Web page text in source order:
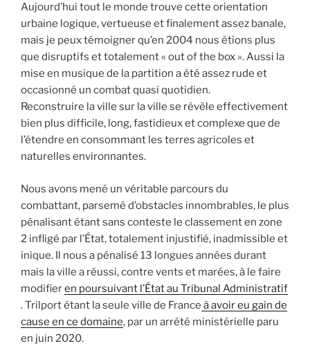
Aujourd’hui tout le monde trouve cette orientation
urbaine logique, vertueuse et finalement assez banale,
mais je peux témoigner qu’en 2004 nous étions plus
que disruptifs et totalement « out of the box ». Aussi la
mise en musique de la partition a été assez rude et
occasionné un combat quasi quotidien.
Reconstruire la ville sur la ville se révèle effectivement
bien plus difficile, long, fastidieux et complexe que de
l’étendre en consommant les terres agricoles et
naturelles environnantes.
Nous avons mené un véritable parcours du
combattant, parsemé d’obstacles innombrables, le plus
pénalisant étant sans conteste le classement en zone
2 infligé par l’État, totalement injustifié, inadmissible et
inique. Il nous a pénalisé 13 longues années durant
mais la ville a réussi, contre vents et marées, à le faire
modifieren poursuivant l’État au Tribunal Administratif
. Trilport étant la seule ville de France à avoir eu gain de
cause en ce domaine, par un arrété ministérielle paru
en juin 2020.